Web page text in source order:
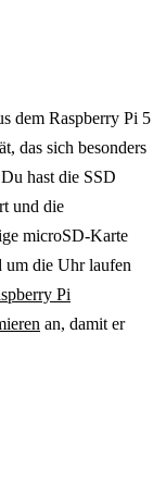
dem Raspberry Pi 5
das sich besonders
hast die SSD
und die
microSD-Karte
die Uhr laufen
Pi
an, damit er